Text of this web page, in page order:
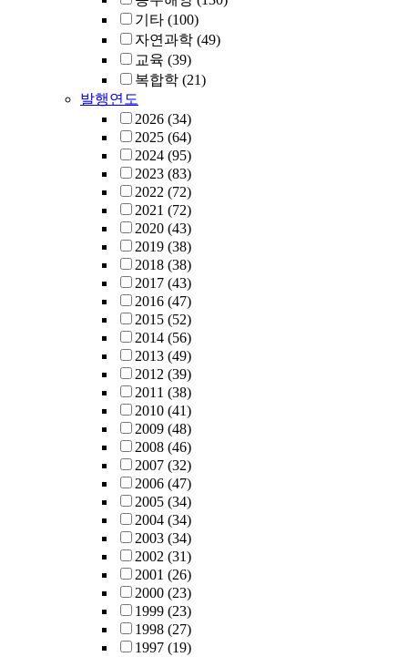
기타 (100)
자연과학 (49)
교육 (39)
복합학 (21)
발행연도
2026 (34)
2025 (64)
2024 (95)
2023 (83)
2022 (72)
2021 (72)
2020 (43)
2019 (38)
2018 (38)
2017 (43)
2016 (47)
2015 (52)
2014 (56)
2013 (49)
2012 (39)
2011 (38)
2010 (41)
2009 (48)
2008 (46)
2007 (32)
2006 (47)
2005 (34)
2004 (34)
2003 (34)
2002 (31)
2001 (26)
2000 (23)
1999 (23)
1998 (27)
1997 (19)